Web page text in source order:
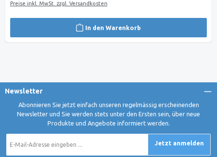
Preise inkl. MwSt. zzgl. Versandkosten
In den Warenkorb
Newsletter
Abonnieren Sie jetzt einfach unseren regelmässig erscheinenden
Newsletter und Sie werden stets unter den Ersten sein, über neue
Produkte und Angebote informiert werden.
Mail-
Jetzt anmelden